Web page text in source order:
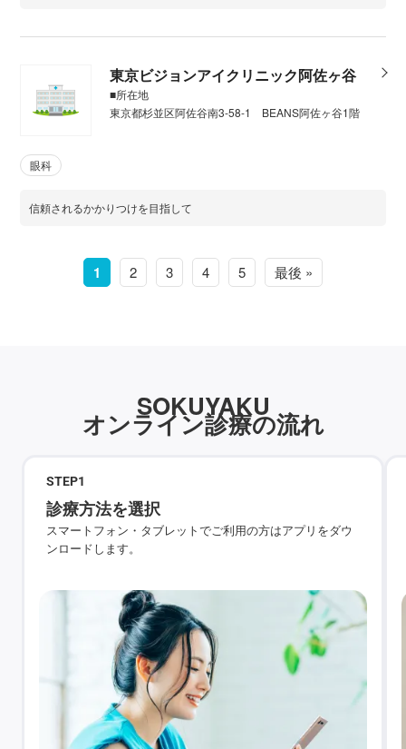
東京ビジョンアイクリニック阿佐ヶ谷
■所在地
東京都杉並区阿佐谷南3-58-1 BEANS阿佐ヶ谷1階
眼科
信頼されるかかりつけを目指して
1 2 3 4 5 最後 »
SOKUYAKU
オンライン診療の流れ
STEP1
診療方法を選択
スマートフォン・タブレットでご利用の方はアプリをダウ
ンロードします。